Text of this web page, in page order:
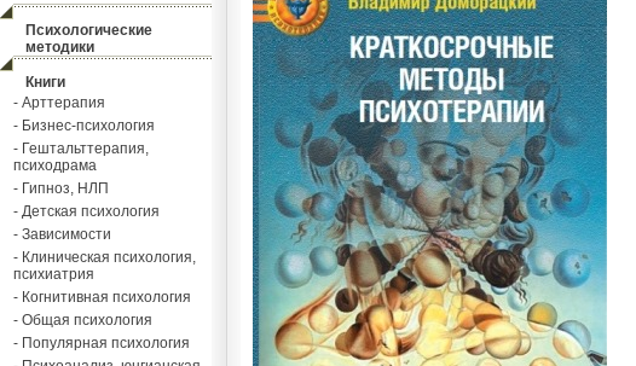
Психологические
методики
Книги
- Арттерапия
- Бизнес-психология
- Гештальттерапия,
психодрама
- Гипноз, НЛП
- Детская психология
- Зависимости
- Клиническая психология,
психиатрия
- Когнитивная психология
- Общая психология
- Популярная психология